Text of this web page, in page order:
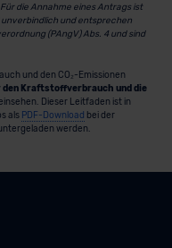
die Annahme eines Antrags ist
und entsprechen
(PAngV) Abs. 4 und sind
und den CO₂-Emissionen
den Kraftstoffverbrauch und die
Dieser Leitfaden ist in
als PDF-Download bei der
werden.